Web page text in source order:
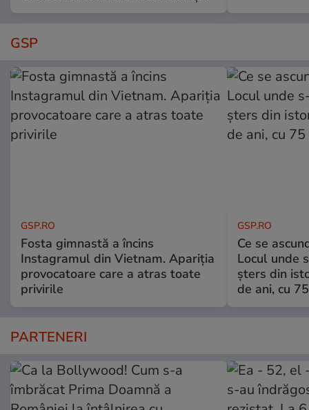
GSP
GSP.RO
Fosta gimnastă a încins
Instagramul din Vietnam. Apariția
provocatoare care a atras toate
privirile
GSP.RO
Ce se
Locul unde
șters din
de ani, cu
PARTENERI